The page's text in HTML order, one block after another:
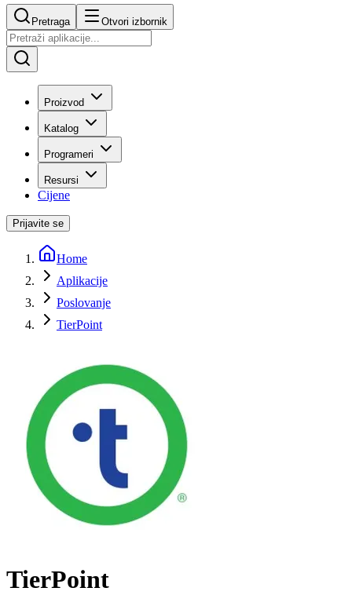
Pretraga Otvori izbornik
Proizvod
Katalog
Programeri
Resursi
Cijene
Prijavite se
Home
Aplikacije
Poslovanje
TierPoint
TierPoint